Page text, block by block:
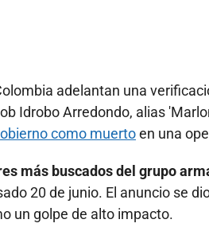
adelantan una
Idrobo Arredondo, alias
como muertoen una
más buscados del grupo
20 de junio. El anuncio se
un golpe de alto impacto.